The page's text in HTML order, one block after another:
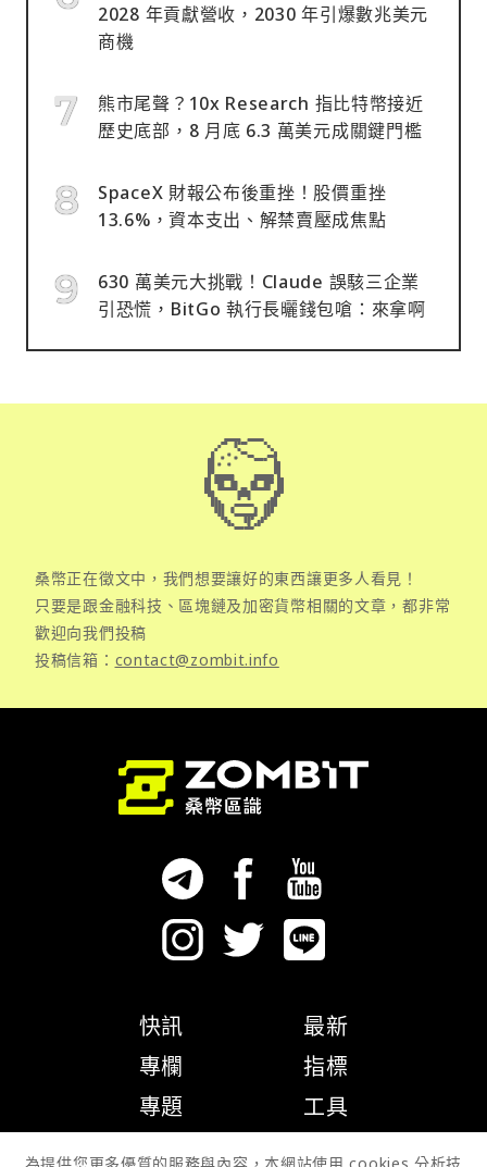
2028 年貢獻營收，2030 年引爆數兆美元
商機
熊市尾聲？10x Research 指比特幣接近
歷史底部，8 月底 6.3 萬美元成關鍵門檻
SpaceX 財報公布後重挫！股價重挫
13.6%，資本支出、解禁賣壓成焦點
630 萬美元大挑戰！Claude 誤駭三企業
引恐慌，BitGo 執行長曬錢包嗆：來拿啊
桑幣正在徵文中，我們想要讓好的東西讓更多人看見！
只要是跟金融科技、區塊鏈及加密貨幣相關的文章，都非常
歡迎向我們投稿
投稿信箱： contact@zombit.info
快訊
專欄
專題
最新
指標
工具